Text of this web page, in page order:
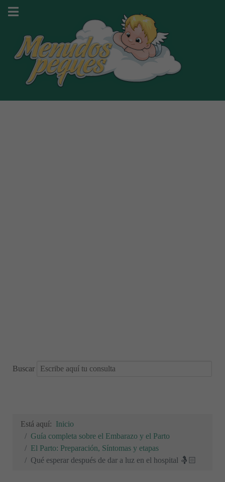
Buscar
Está aquí: Inicio
Guía completa sobre el Embarazo y el Parto
El Parto: Preparación, Síntomas y etapas
Qué esperar después de dar a luz en el hospital 🤱🏻